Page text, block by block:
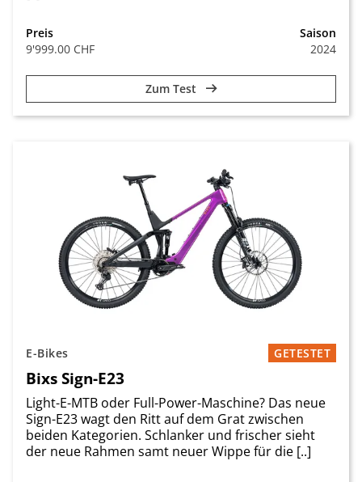
Preis
9'999.00 CHF
Saison
2024
Zum Test
E-Bikes GETESTET
Bixs Sign-E23
Light-E-MTB oder Full-Power-Maschine? Das neue
Sign-E23 wagt den Ritt auf dem Grat zwischen
beiden Kategorien. Schlanker und frischer sieht
der neue Rahmen samt neuer Wippe für die [..]